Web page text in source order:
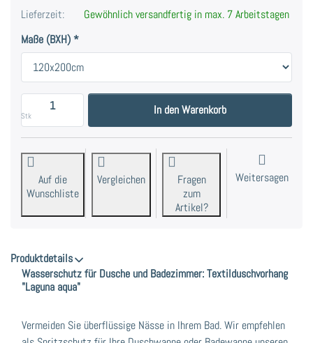
Lieferzeit:
Gewöhnlich versandfertig in max. 7 Arbeitstagen
Maße (BXH)
Stk
Textilduschvorhang "Laguna aqua" in 3 Größen zu
In den Warenkorb
Auf die
Wunschliste
Vergleichen
Fragen
zum
Artikel?
Weitersagen
Produktdetails
Wasserschutz für Dusche und Badezimmer: Textilduschvorhang
"Laguna aqua"
Vermeiden Sie überflüssige Nässe in Ihrem Bad. Wir empfehlen